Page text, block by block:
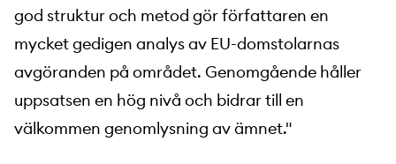
god struktur och metod gör författaren en
mycket gedigen analys av EU-domstolarnas
avgöranden på området. Genomgående håller
uppsatsen en hög nivå och bidrar till en
välkommen genomlysning av ämnet."